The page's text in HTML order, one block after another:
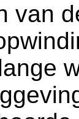
van